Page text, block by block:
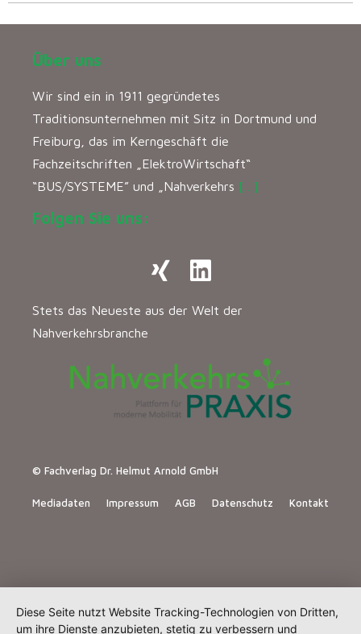
Über uns
Wir sind ein in 1911 gegründetes
Traditionsunternehmen mit Sitz in Dortmund und
Freiburg, das im Kerngeschäft die
Fachzeitschriften „ElektroWirtschaft“
“BUS/SYSTEME” und „Nahverkehrs […]
Folgen Sie uns:
Stets das Neueste aus der Welt der
Nahverkehrsbranche
© Fachverlag Dr. Helmut Arnold GmbH
Mediadaten Impressum AGB Datenschutz Kontakt
Diese Seite nutzt Website Tracking-Technologien von Dritten,
um ihre Dienste anzubieten, stetig zu verbessern und